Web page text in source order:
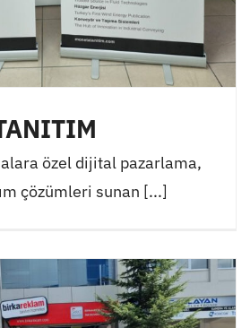
özel dijital pazarlama,
çözümleri sunan [...]